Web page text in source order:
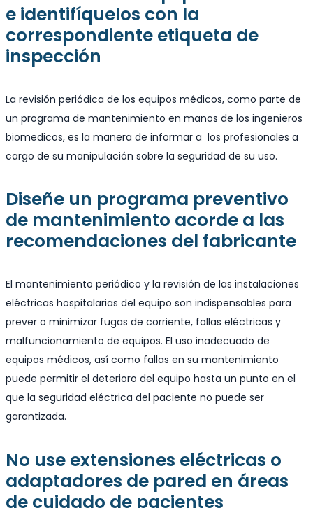
e identifíquelos con la
correspondiente etiqueta de
inspección
La revisión periódica de los equipos médicos, como parte de
un programa de mantenimiento en manos de los ingenieros
biomedicos, es la manera de informar a los profesionales a
cargo de su manipulación sobre la seguridad de su uso.
Diseñe un programa preventivo
de mantenimiento acorde a las
recomendaciones del fabricante
El mantenimiento periódico y la revisión de las instalaciones
eléctricas hospitalarias del equipo son indispensables para
prever o minimizar fugas de corriente, fallas eléctricas y
malfuncionamiento de equipos. El uso inadecuado de
equipos médicos, así como fallas en su mantenimiento
puede permitir el deterioro del equipo hasta un punto en el
que la seguridad eléctrica del paciente no puede ser
garantizada.
No use extensiones eléctricas o
adaptadores de pared en áreas
de cuidado de pacientes